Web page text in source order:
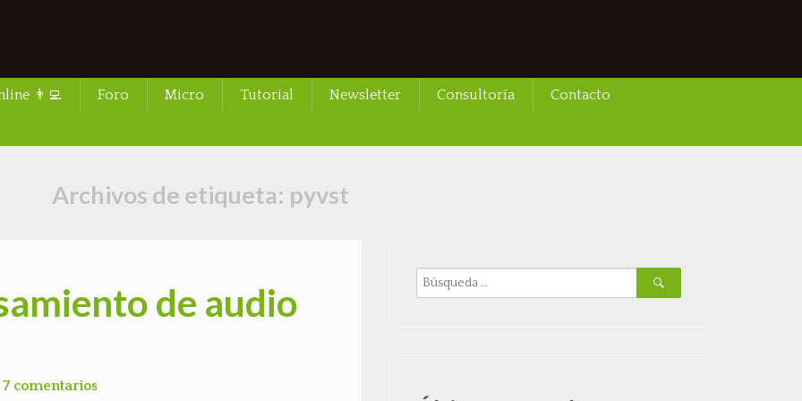
👨‍💻 Foro Micro Tutorial Newsletter Consultoría Contacto
Archivos de etiqueta: pyvst
de audio
7 comentarios